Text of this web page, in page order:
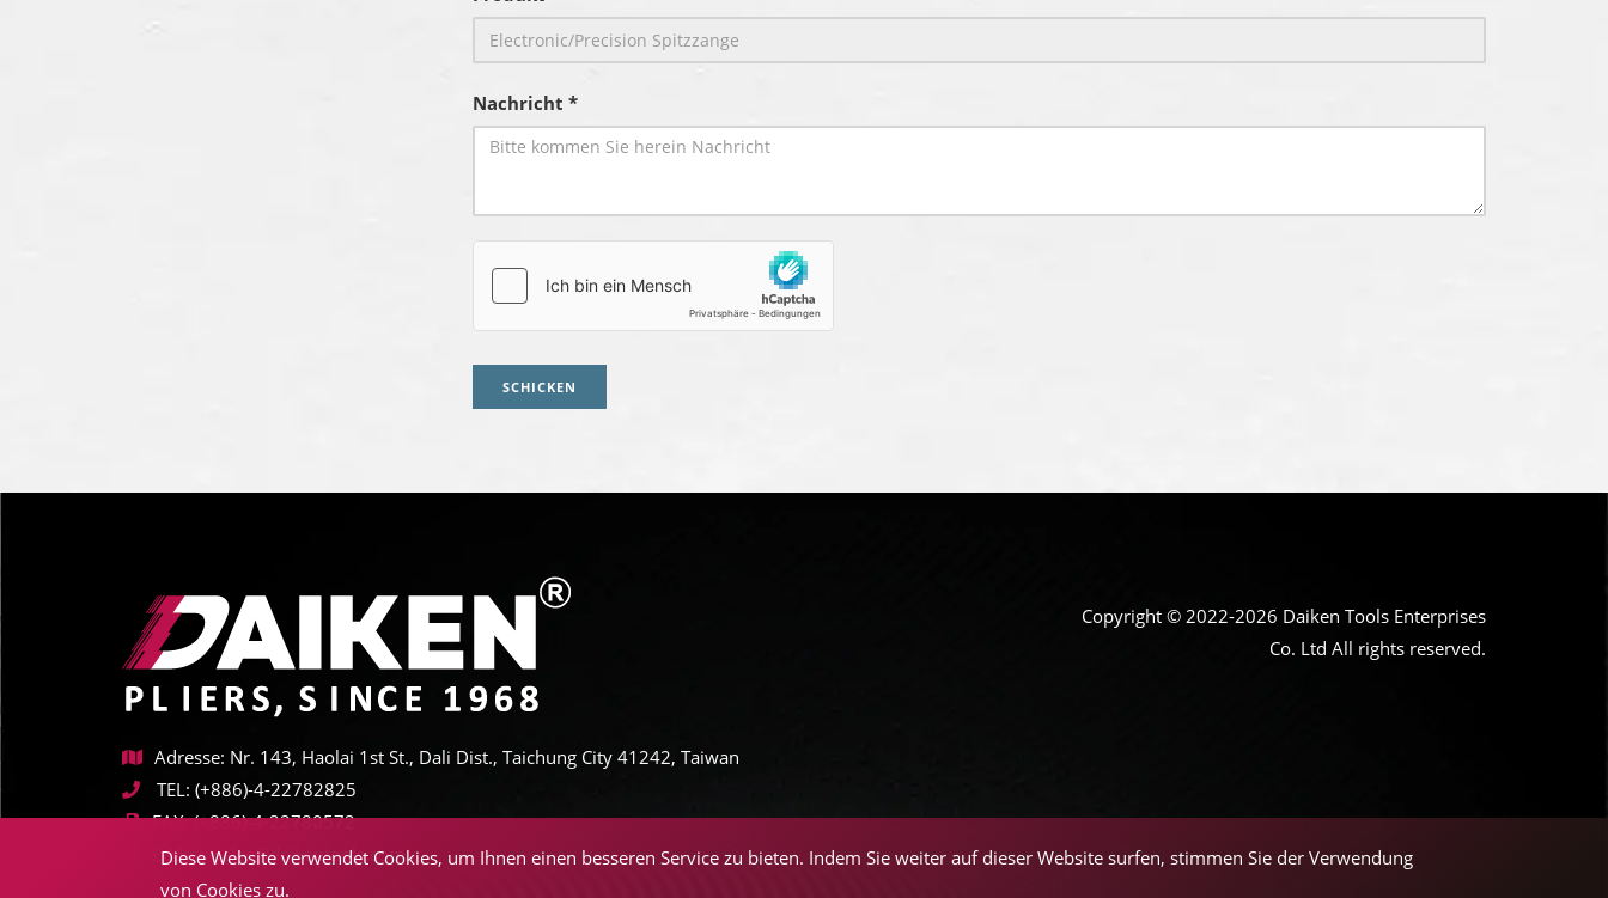
Nachricht *
SCHICKEN
Adresse: Nr. 143, Haolai 1st St., Dali Dist., Taichung City 41242, Taiwan
TEL: (+886)-4-22782825
FAX: (+886)-4-22780572
E-Mail: sales@daikentools.com
Copyright © 2022-2026 Daiken Tools Enterprises
Co. Ltd All rights reserved.
Diese Website verwendet Cookies, um Ihnen einen besseren Service zu bieten. Indem Sie weiter auf dieser Website surfen, stimmen Sie der Verwendung
von Cookies zu.